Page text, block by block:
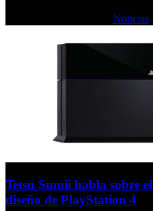
Noticias
Tetsu Sumii habla sobre el
diseño de PlayStation 4